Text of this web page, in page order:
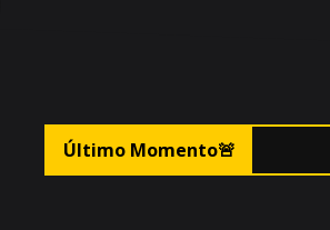
Último Momento🚨